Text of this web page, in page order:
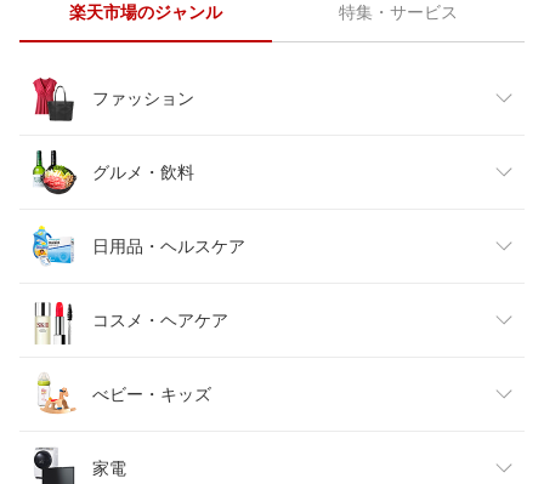
楽天市場のジャンル 特集・サービス
ファッション
レディースファッション
メンズファッション
キッズファッション
ベビーファッション
インナー・下着・ナイトウェア
グルメ・飲料
食品
スイーツ・お菓子
水・ソフトドリンク
ビール・洋酒
日用品・ヘルスケア
日用品雑貨・文房具・手芸
ダイエット・健康
医薬品・コンタクト・介護
コスメ・ヘアケア
美容・コスメ・香水
べビー・キッズ
キッズ・ベビー・マタニティ
家電